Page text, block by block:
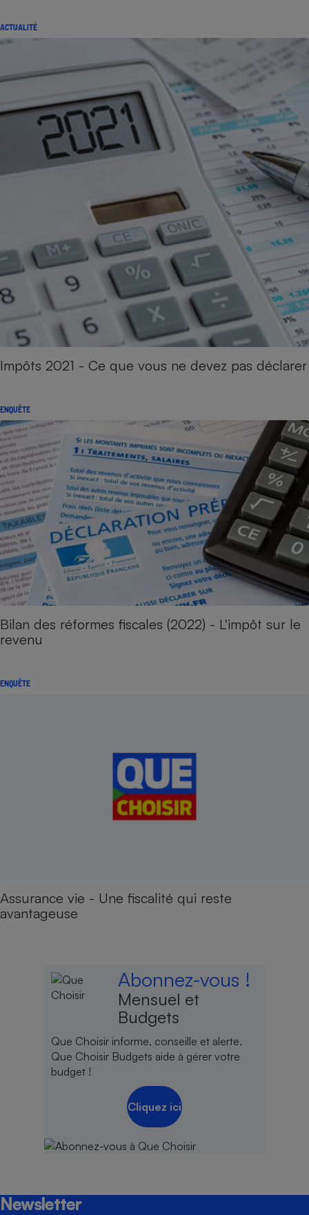
ACTUALITÉ
Impôts 2021 - Ce que vous ne devez pas déclarer
ENQUÊTE
Bilan des réformes fiscales (2022) - L'impôt sur le
revenu
ENQUÊTE
Assurance vie - Une fiscalité qui reste
avantageuse
Abonnez-vous !
Mensuel et
Budgets
Que Choisir informe, conseille et alerte.
Que Choisir Budgets aide à gérer votre
budget !
Cliquez ici
Newsletter